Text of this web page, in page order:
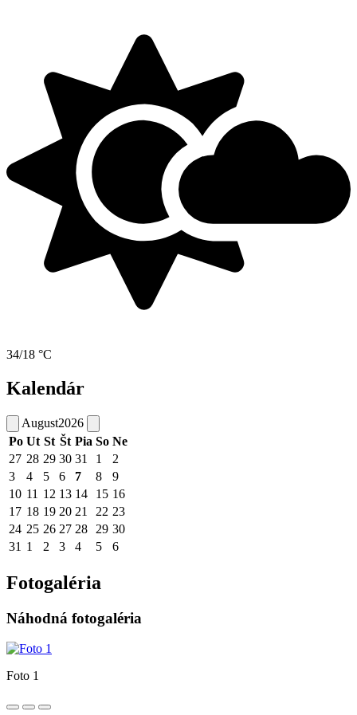
34/18 °C
Kalendár
August2026
Po Ut St Št Pia So Ne
27 28 29 30 31 1
2
3
4 5 6 7 8
9
10 11 12 13 14 15 16
17 18 19 20 21 22 23
24 25 26 27 28 29 30
31 1 2 3 4 5 6
Fotogaléria
Náhodná fotogaléria
Foto 1